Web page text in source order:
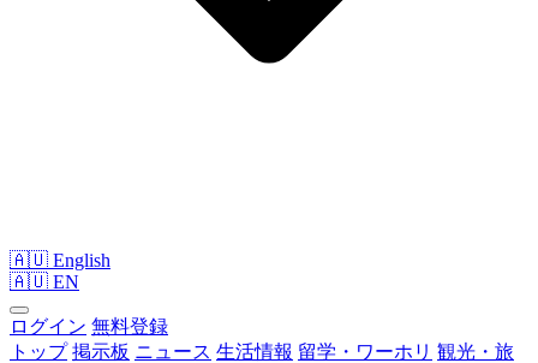
🇦🇺 English
🇦🇺 EN
ログイン 無料登録
トップ 掲示板 ニュース 生活情報 留学・ワーホリ 観光・旅